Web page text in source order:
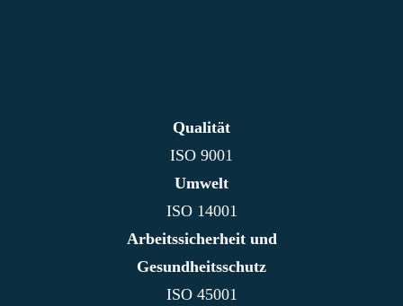
Qualität
ISO 9001
Umwelt
ISO 14001
Arbeitssicherheit und
Gesundheitsschutz
ISO 45001